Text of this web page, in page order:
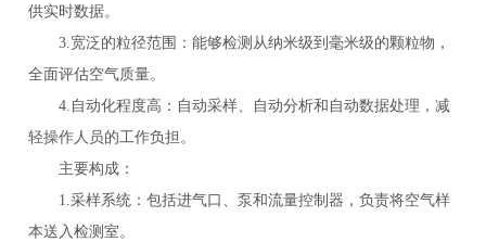
供实时数据。
3.宽泛的粒径范围：能够检测从纳米级到毫米级的颗粒物，
全面评估空气质量。
4.自动化程度高：自动采样、自动分析和自动数据处理，减
轻操作人员的工作负担。
主要构成：
1.采样系统：包括进气口、泵和流量控制器，负责将空气样
本送入检测室。